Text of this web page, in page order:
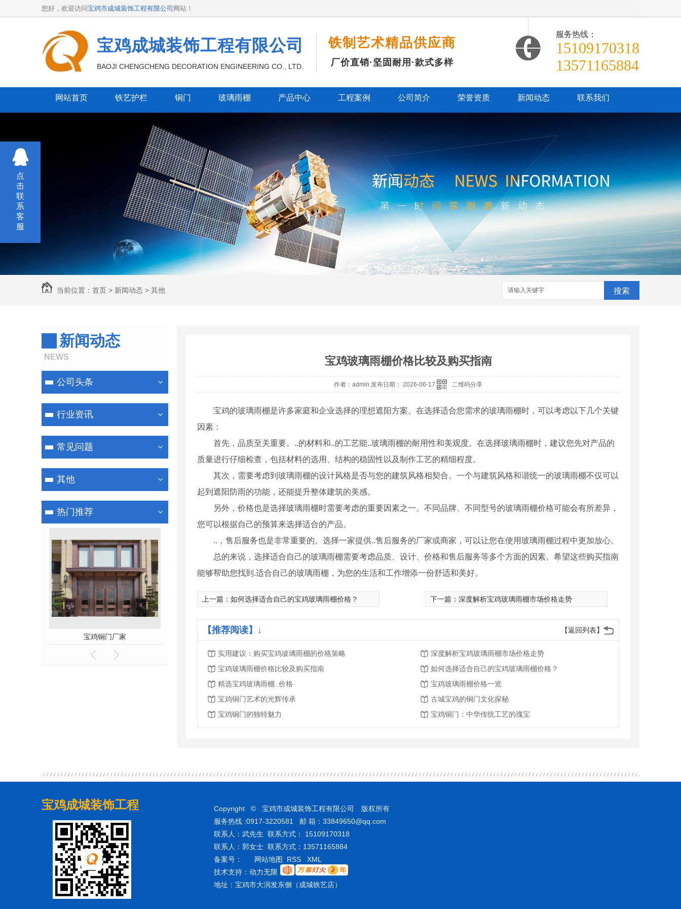
您好，欢迎访问宝鸡市成城装饰工程有限公司 网站！
宝鸡成城装饰工程有限公司
BAOJI CHENGCHENG DECORATION ENGINEERING CO., LTD.
铁制艺术精品供应商
厂价直销·坚固耐用·款式多样
服务热线：
15109170318
13571165884
网站首页 铁艺护栏 铜门 玻璃雨棚 产品中心 工程案例 公司简介 荣誉资质 新闻动态 联系我们
当前位置： 首页 > 新闻动态 > 其他 搜索
新闻动态
NEWS
公司头条
行业资讯
常见问题
其他
热门推荐
宝鸡铜门厂家 宝鸡铜门
宝鸡玻璃雨棚价格比较及购买指南
作者：admin 发布日期： 2026-06-17 二维码分享
宝鸡的玻璃雨棚是许多家庭和企业选择的理想遮阳方案。在选择适合您需求的玻璃雨棚时，可以考虑以下几个关键
因素：
首先，品质至关重要。..的材料和..的工艺能..玻璃雨棚的耐用性和美观度。在选择玻璃雨棚时，建议您先对产品的
质量进行仔细检查，包括材料的选用、结构的稳固性以及制作工艺的精细程度。
其次，需要考虑到玻璃雨棚的设计风格是否与您的建筑风格相契合。一个与建筑风格和谐统一的玻璃雨棚不仅可以
起到遮阳防雨的功能，还能提升整体建筑的美感。
另外，价格也是选择玻璃雨棚时需要考虑的重要因素之一。不同品牌、不同型号的玻璃雨棚价格可能会有所差异，
您可以根据自己的预算来选择适合的产品。
..，售后服务也是非常重要的。选择一家提供..售后服务的厂家或商家，可以让您在使用玻璃雨棚过程中更加放心。
总的来说，选择适合自己的玻璃雨棚需要考虑品质、设计、价格和售后服务等多个方面的因素。希望这些购买指南
能够帮助您找到.适合自己的玻璃雨棚，为您的生活和工作增添一份舒适和美好。
上一篇： 如何选择适合自己的宝鸡玻璃雨棚价格？ 下一篇： 深度解析宝鸡玻璃雨棚市场价格走势
【返回列表】
【推荐阅读】↓
实用建议：购买宝鸡玻璃雨棚的价格策略
深度解析宝鸡玻璃雨棚市场价格走势
宝鸡玻璃雨棚价格比较及购买指南
如何选择适合自己的宝鸡玻璃雨棚价格？
精选宝鸡玻璃雨棚..价格
宝鸡玻璃雨棚价格一览
宝鸡铜门艺术的光辉传承
古城宝鸡的铜门文化探秘
宝鸡铜门的独特魅力
宝鸡铜门：中华传统工艺的瑰宝
宝鸡成城装饰工程
Copyright © 宝鸡市成城装饰工程有限公司 版权所有
服务热线 :0917-3220581 邮 箱：33849650@qq.com
联系人：武先生 联系方式： 15109170318
联系人：郭女士 联系方式：13571165884
备案号：
网站地图 RSS
XML
技术支持： 动力无限
地址：宝鸡市大润发东侧（成城铁艺店）
点
击
联
系
客
服